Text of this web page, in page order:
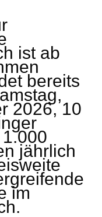
ist ab
bereits
2026, 10
jährlich
im